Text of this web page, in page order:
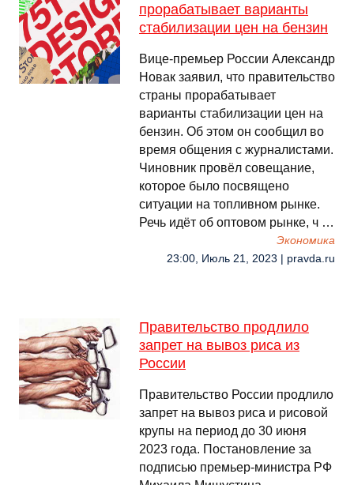
прорабатывает варианты
стабилизации цен на бензин
Вице-премьер России Александр
Новак заявил, что правительство
страны прорабатывает
варианты стабилизации цен на
бензин. Об этом он сообщил во
время общения с журналистами.
Чиновник провёл совещание,
которое было посвящено
ситуации на топливном рынке.
Речь идёт об оптовом рынке, ч …
Экономика
23:00, Июль 21, 2023 | pravda.ru
Правительство продлило
запрет на вывоз риса из
России
Правительство России продлило
запрет на вывоз риса и рисовой
крупы на период до 30 июня
2023 года. Постановление за
подписью премьер-министра РФ